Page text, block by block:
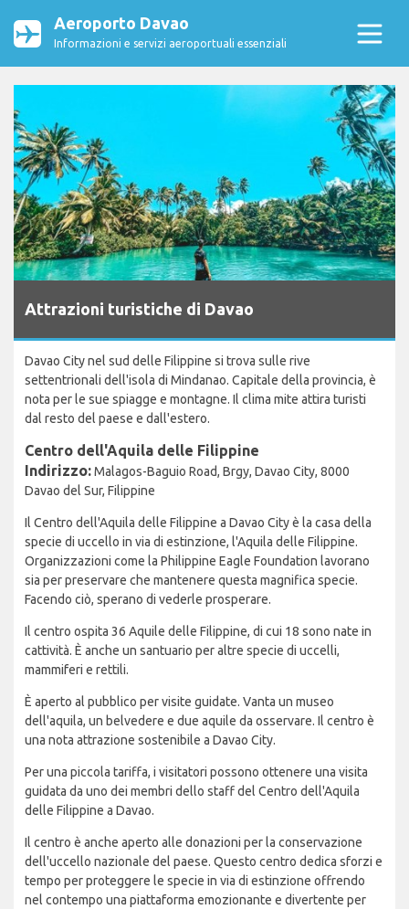
Aeroporto Davao
Informazioni e servizi aeroportuali essenziali
Attrazioni turistiche di Davao
Davao City nel sud delle Filippine si trova sulle rive
settentrionali dell'isola di Mindanao. Capitale della provincia, è
nota per le sue spiagge e montagne. Il clima mite attira turisti
dal resto del paese e dall'estero.
Centro dell'Aquila delle Filippine
Indirizzo:Malagos-Baguio Road, Brgy, Davao City, 8000
Davao del Sur, Filippine
Il Centro dell'Aquila delle Filippine a Davao City è la casa della
specie di uccello in via di estinzione, l'Aquila delle Filippine.
Organizzazioni come la Philippine Eagle Foundation lavorano
sia per preservare che mantenere questa magnifica specie.
Facendo ciò, sperano di vederle prosperare.
Il centro ospita 36 Aquile delle Filippine, di cui 18 sono nate in
cattività. È anche un santuario per altre specie di uccelli,
mammiferi e rettili.
È aperto al pubblico per visite guidate. Vanta un museo
dell'aquila, un belvedere e due aquile da osservare. Il centro è
una nota attrazione sostenibile a Davao City.
Per una piccola tariffa, i visitatori possono ottenere una visita
guidata da uno dei membri dello staff del Centro dell'Aquila
delle Filippine a Davao.
Il centro è anche aperto alle donazioni per la conservazione
dell'uccello nazionale del paese. Questo centro dedica sforzi e
tempo per proteggere le specie in via di estinzione offrendo
nel contempo una piattaforma emozionante e divertente per